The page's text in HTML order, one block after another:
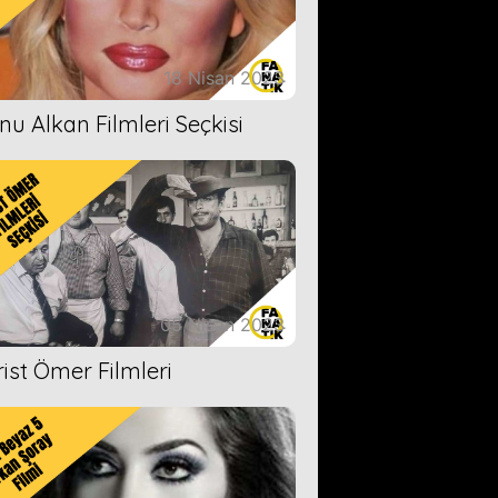
18 Nisan 2023
Alkan Filmleri Seçkisi
05 Nisan 2023
Ömer Filmleri